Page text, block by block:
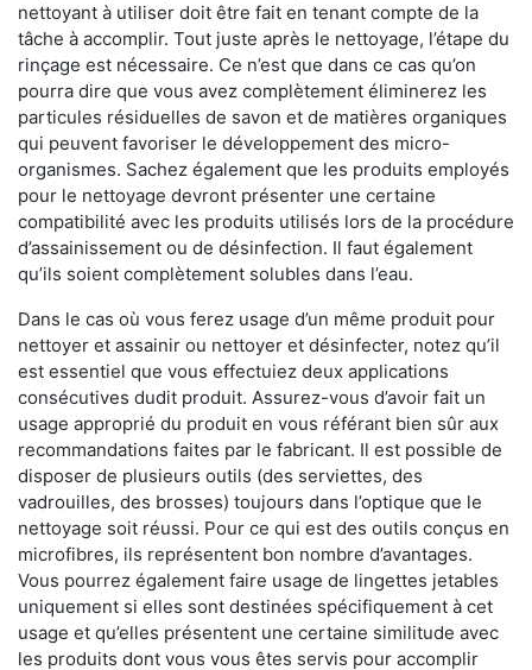
nettoyant à utiliser doit être fait en tenant compte de la
tâche à accomplir. Tout juste après le nettoyage, l’étape du
rinçage est nécessaire. Ce n’est que dans ce cas qu’on
pourra dire que vous avez complètement éliminerez les
particules résiduelles de savon et de matières organiques
qui peuvent favoriser le développement des micro-
organismes. Sachez également que les produits employés
pour le nettoyage devront présenter une certaine
compatibilité avec les produits utilisés lors de la procédure
d’assainissement ou de désinfection. Il faut également
qu’ils soient complètement solubles dans l’eau.
Dans le cas où vous ferez usage d’un même produit pour
nettoyer et assainir ou nettoyer et désinfecter, notez qu’il
est essentiel que vous effectuiez deux applications
consécutives dudit produit. Assurez-vous d’avoir fait un
usage approprié du produit en vous référant bien sûr aux
recommandations faites par le fabricant. Il est possible de
disposer de plusieurs outils (des serviettes, des
vadrouilles, des brosses) toujours dans l’optique que le
nettoyage soit réussi. Pour ce qui est des outils conçus en
microfibres, ils représentent bon nombre d’avantages.
Vous pourrez également faire usage de lingettes jetables
uniquement si elles sont destinées spécifiquement à cet
usage et qu’elles présentent une certaine similitude avec
les produits dont vous vous êtes servis pour accomplir